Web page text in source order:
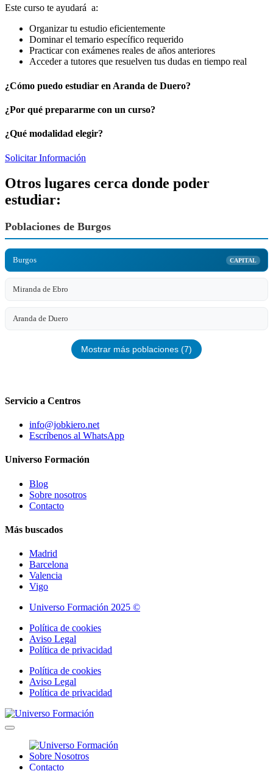
Este curso te ayudará a:
Organizar tu estudio eficientemente
Dominar el temario específico requerido
Practicar con exámenes reales de años anteriores
Acceder a tutores que resuelven tus dudas en tiempo real
¿Cómo puedo estudiar en Aranda de Duero?
¿Por qué prepararme con un curso?
¿Qué modalidad elegir?
Solicitar Información
Otros lugares cerca donde poder
estudiar:
Poblaciones de Burgos
Burgos CAPITAL
Miranda de Ebro
Aranda de Duero
Mostrar más poblaciones (7)
Servicio a Centros
info@jobkiero.net
Escríbenos al WhatsApp
Universo Formación
Blog
Sobre nosotros
Contacto
Más buscados
Madrid
Barcelona
Valencia
Vigo
Universo Formación 2025 ©
Política de cookies
Aviso Legal
Política de privacidad
Política de cookies
Aviso Legal
Política de privacidad
Sobre Nosotros
Contacto